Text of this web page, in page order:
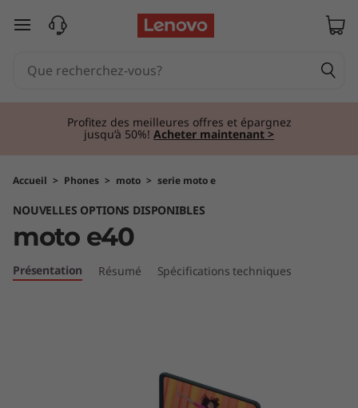
m
4
0
passer au contenu principal
Profitez des meilleures offres et épargnez
jusqu’à 50%! Acheter maintenant >
Accueil > Phones > moto > serie moto e
NOUVELLES OPTIONS DISPONIBLES
moto e40
Présentation Résumé Spécifications techniques